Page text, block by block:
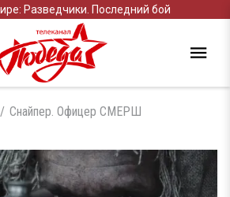
Разведчики. Последний бой
Снайпер. Офицер СМЕРШ